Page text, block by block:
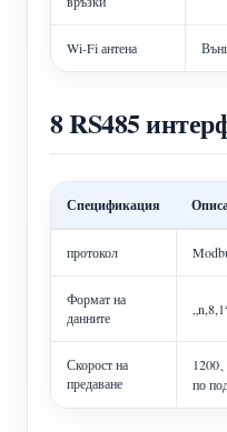
Wi-Fi антена
8 RS485
Спецификация
протокол
Формат на
данните
Скорост на
предаване
1200
по